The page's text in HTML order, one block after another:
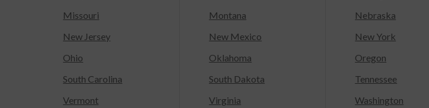
Missouri
Montana Nebraska
New Jersey
New Mexico New York
Ohio
Oklahoma Oregon
South Carolina
South Dakota Tennessee
Vermont
Virginia Washington